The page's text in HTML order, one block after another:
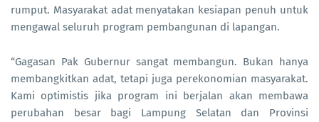
rumput. Masyarakat adat menyatakan kesiapan penuh untuk
mengawal seluruh program pembangunan di lapangan.
“Gagasan Pak Gubernur sangat membangun. Bukan hanya
membangkitkan adat, tetapi juga perekonomian masyarakat.
Kami optimistis jika program ini berjalan akan membawa
perubahan besar bagi Lampung Selatan dan Provinsi